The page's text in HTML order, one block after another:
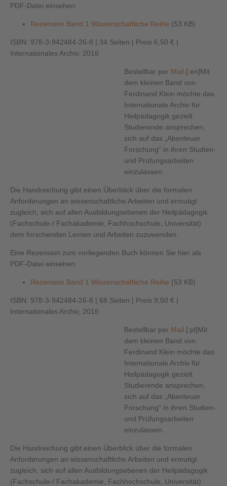
PDF-Datei einsehen:
Rezension Band 1 Wissenschaftliche Reihe (53 KB)
ISBN: 978-3-942484-26-8 | 34 Seiten | Preis 6,50 € |
Internationales Archiv, 2016
Bestellbar per Mail .[:en]Mit
dem kleinen Band von
Ferdinand Klein möchte das
Internationale Archiv für
Heilpädagogik gezielt
Studierende ansprechen,
sich auf das „Abenteuer
Forschung“ in ihren Studien-
und Prüfungsarbeiten
einzulassen.
Die Handreichung gibt einen Überblick über die formalen
Anforderungen an wissenschaftliche Arbeiten und ermutigt
zugleich, sich auf allen Ausbildungsebenen der Heilpädagogik
(Fachschule-/ Fachakademie, Fachhochschule, Universität)
dem forschenden Lernen und Arbeiten zuzuwenden.
Eine Rezension zum vorliegenden Buch können Sie hier als
PDF-Datei einsehen:
Rezension Band 1 Wissenschaftliche Reihe (53 KB)
ISBN: 978-3-942484-26-8 | 68 Seiten | Preis 9,50 € |
Internationales Archiv, 2016
Bestellbar per Mail .[:pl]Mit
dem kleinen Band von
Ferdinand Klein möchte das
Internationale Archiv für
Heilpädagogik gezielt
Studierende ansprechen,
sich auf das „Abenteuer
Forschung“ in ihren Studien-
und Prüfungsarbeiten
einzulassen.
Die Handreichung gibt einen Überblick über die formalen
Anforderungen an wissenschaftliche Arbeiten und ermutigt
zugleich, sich auf allen Ausbildungsebenen der Heilpädagogik
(Fachschule-/ Fachakademie, Fachhochschule, Universität)